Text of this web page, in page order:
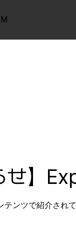
せ】
テンツで紹介されて